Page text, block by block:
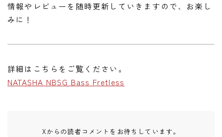
情報やレビューを随時更新していきますので、お楽し
みに！
詳細はこちらをご覧ください。
NATASHA NBSG Bass Fretless
Xからの読者コメントをお待ちしています。